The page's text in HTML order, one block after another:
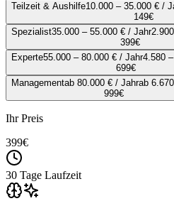
Teilzeit & Aushilfe10.000 – 35.000 € /
149€
Spezialist35.000 – 55.000 € / Jahr
399€
Experte55.000 – 80.000 € / Jahr4.580
699€
Managementab 80.000 € / Jahrab
999€
Ihr Preis
399€
30 Tage Laufzeit